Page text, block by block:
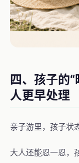
四、孩子的
人更早处理
亲子游里，孩子状
大人还能忍一忍，